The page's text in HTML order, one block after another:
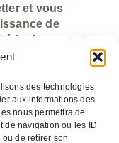
des technologies
aux informations des
nous permettra de
de navigation ou les ID
de retirer son
et vous
de
(traitement et